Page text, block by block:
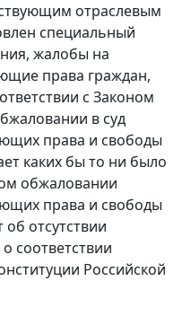
отраслевым
специальный
жалобы на
права граждан,
с Законом
в суд
права и свободы
каких бы то ни было
обжаловании
права и свободы
об отсутствии
соответствии
Российской